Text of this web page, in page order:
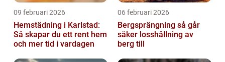
09 februari 2026
Hemstädning i Karlstad:
Så skapar du ett rent hem
och mer tid i vardagen
06 februari 2026
Bergsprängning så går
säker losshållning av
berg till